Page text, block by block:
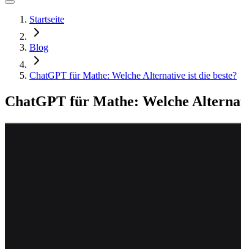
Startseite
Blog
ChatGPT für Mathe: Welche Alternative ist die beste?
ChatGPT für Mathe: Welche